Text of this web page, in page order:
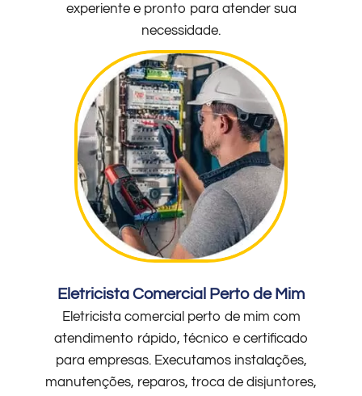
experiente e pronto para atender sua
necessidade.
Eletricista Comercial Perto de Mim
Eletricista comercial perto de mim com
atendimento rápido, técnico e certificado
para empresas. Executamos instalações,
manutenções, reparos, troca de disjuntores,